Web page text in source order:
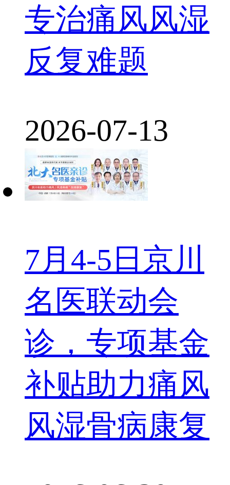
专治痛风风湿
反复难题
2026-07-13
7月4-5日京川
名医联动会
诊，专项基金
补贴助力痛风
风湿骨病康复